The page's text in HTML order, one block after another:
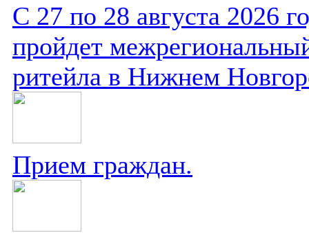
С 27 по 28 августа 2026
пройдет
ритейла в Нижнем
Прием граждан.